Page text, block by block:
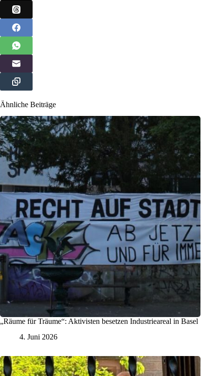
Ähnliche Beiträge
„Räume für Träume“: Aktivisten besetzen Industrieareal in Basel
4. Juni 2026